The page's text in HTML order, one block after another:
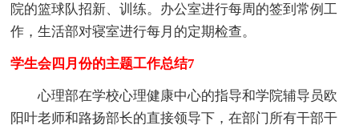
院的篮球队招新、训练。办公室进行每周的签到常例工
作，生活部对寝室进行每月的定期检查。
学生会四月份的主题工作总结7
心理部在学校心理健康中心的指导和学院辅导员欧
阳叶老师和路扬部长的直接领导下，在部门所有干部干